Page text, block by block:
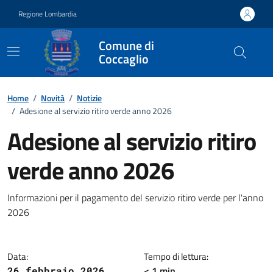
Regione Lombardia
Comune di
Coccaglio
Home / Novità / Notizie
/ Adesione al servizio ritiro verde anno 2026
Adesione al servizio ritiro
verde anno 2026
Dettagli della notizia
Informazioni per il pagamento del servizio ritiro verde per l'anno
2026
Data: Tempo di lettura: